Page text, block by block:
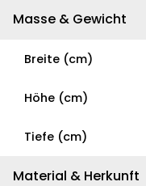
Masse & Gewicht
Breite (cm)
Höhe (cm)
Tiefe (cm)
Material & Herkunft